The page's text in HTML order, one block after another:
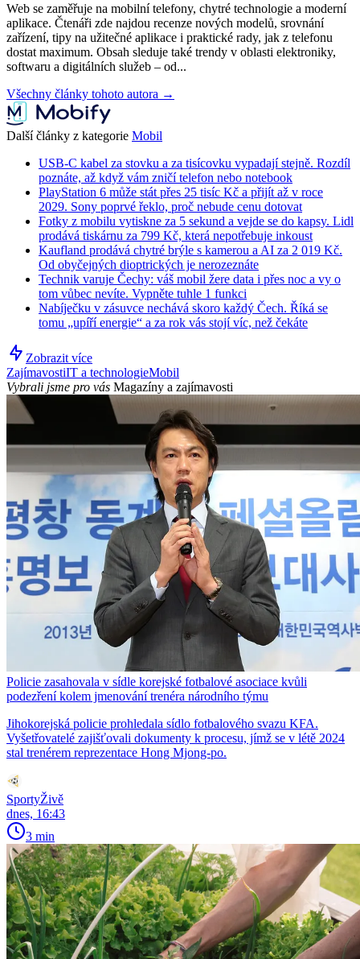
Web se zaměřuje na mobilní telefony, chytré technologie a moderní
aplikace. Čtenáři zde najdou recenze nových modelů, srovnání
zařízení, tipy na užitečné aplikace i praktické rady, jak z telefonu
dostat maximum. Obsah sleduje také trendy v oblasti elektroniky,
softwaru a digitálních služeb – od...
Všechny články tohoto autora →
Další články z kategorie Mobil
USB-C kabel za stovku a za tisícovku vypadají stejně. Rozdíl
poznáte, až když vám zničí telefon nebo notebook
PlayStation 6 může stát přes 25 tisíc Kč a přijít až v roce
2029. Sony poprvé řeklo, proč nebude cenu dotovat
Fotky z mobilu vytiskne za 5 sekund a vejde se do kapsy. Lidl
prodává tiskárnu za 799 Kč, která nepotřebuje inkoust
Kaufland prodává chytré brýle s kamerou a AI za 2 019 Kč.
Od obyčejných dioptrických je nerozeznáte
Technik varuje Čechy: váš mobil žere data i přes noc a vy o
tom vůbec nevíte. Vypněte tuhle 1 funkci
Nabíječku v zásuvce nechává skoro každý Čech. Říká se
tomu „upíří energie“ a za rok vás stojí víc, než čekáte
Zobrazit více
ZajímavostiIT a technologieMobil
Vybrali jsme pro vás Magazíny a zajímavosti
Policie zasahovala v sídle korejské fotbalové asociace kvůli
podezření kolem jmenování trenéra národního týmu
Jihokorejská policie prohledala sídlo fotbalového svazu KFA.
Vyšetřovatelé zajišťovali dokumenty k procesu, jímž se v létě 2024
stal trenérem reprezentace Hong Mjong-po.
SportyŽivě
dnes, 16:43
3 min